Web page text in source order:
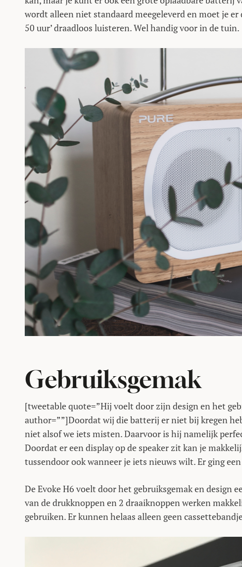
wordt alleen niet standaard meegeleverd en moet je er
50 uur’ draadloos luisteren. Wel handig voor in de tuin.
Gebruiksgemak
[tweetable quote=”Hij voelt door zijn design en het
author=””]Doordat wij die batterij er niet bij kregen
niet alsof we iets misten. Daarvoor is hij namelijk
Doordat er een display op de speaker zit kan je
tussendoor ook wanneer je iets nieuws wilt. Er ging
De Evoke H6 voelt door het gebruiksgemak en design
van de drukknoppen en 2 draaiknoppen werken
gebruiken. Er kunnen helaas alleen geen